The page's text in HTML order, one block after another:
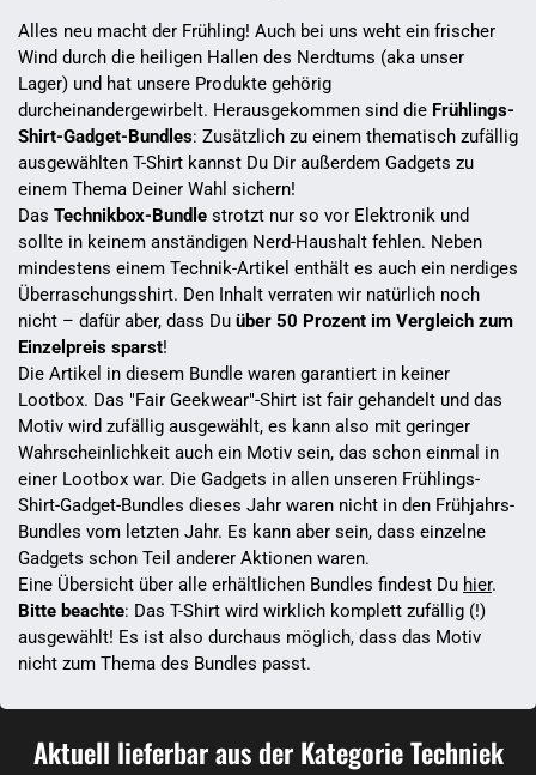
Alles neu macht der Frühling! Auch bei uns weht ein frischer
Wind durch die heiligen Hallen des Nerdtums (aka unser
Lager) und hat unsere Produkte gehörig
durcheinandergewirbelt. Herausgekommen sind die Frühlings-
Shirt-Gadget-Bundles: Zusätzlich zu einem thematisch zufällig
ausgewählten T-Shirt kannst Du Dir außerdem Gadgets zu
einem Thema Deiner Wahl sichern!
Das Technikbox-Bundle strotzt nur so vor Elektronik und
sollte in keinem anständigen Nerd-Haushalt fehlen. Neben
mindestens einem Technik-Artikel enthält es auch ein nerdiges
Überraschungsshirt. Den Inhalt verraten wir natürlich noch
nicht – dafür aber, dass Du über 50 Prozent im Vergleich zum
Einzelpreis sparst!
Die Artikel in diesem Bundle waren garantiert in keiner
Lootbox. Das "Fair Geekwear"-Shirt ist fair gehandelt und das
Motiv wird zufällig ausgewählt, es kann also mit geringer
Wahrscheinlichkeit auch ein Motiv sein, das schon einmal in
einer Lootbox war. Die Gadgets in allen unseren Frühlings-
Shirt-Gadget-Bundles dieses Jahr waren nicht in den Frühjahrs-
Bundles vom letzten Jahr. Es kann aber sein, dass einzelne
Gadgets schon Teil anderer Aktionen waren.
Eine Übersicht über alle erhältlichen Bundles findest Du hier.
Bitte beachte: Das T-Shirt wird wirklich komplett zufällig (!)
ausgewählt! Es ist also durchaus möglich, dass das Motiv
nicht zum Thema des Bundles passt.
Aktuell lieferbar aus der Kategorie Techniek